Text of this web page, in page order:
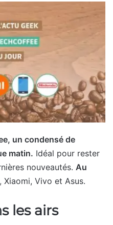
un condensé de
matin. Idéal pour rester
nouveautés. Au
Xiaomi, Vivo et Asus.
les airs